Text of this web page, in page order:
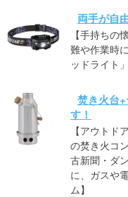
両手が自
【手持ちの
難や作業時
ッドライト
焚き火台
す！
【アウトド
の焚き火コ
古新聞・ダ
に、ガスや
ム】